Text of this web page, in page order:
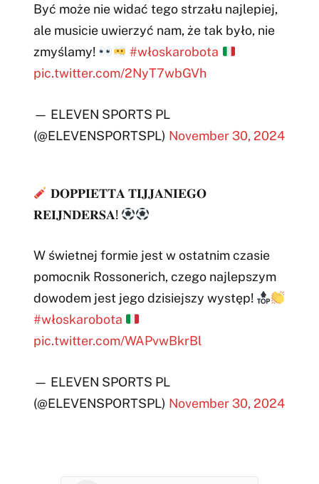
Być może nie widać tego strzału najlepiej,
ale musicie uwierzyć nam, że tak było, nie
zmyślamy!
#włoskarobota
pic.twitter.com/2NyT7wbGVh
— ELEVEN SPORTS PL
(@ELEVENSPORTSPL) November 30, 2024
𝐃𝐎𝐏𝐏𝐈𝐄𝐓𝐓𝐀 𝐓𝐈𝐉𝐉𝐀𝐍𝐈𝐄𝐆𝐎
𝐑𝐄𝐈𝐉𝐍𝐃𝐄𝐑𝐒𝐀!
W świetnej formie jest w ostatnim czasie
pomocnik Rossonerich, czego najlepszym
dowodem jest jego dzisiejszy występ!
#włoskarobota
pic.twitter.com/WAPvwBkrBl
— ELEVEN SPORTS PL
(@ELEVENSPORTSPL) November 30, 2024